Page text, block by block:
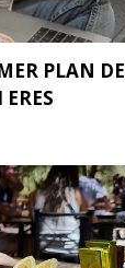
PLAN DE